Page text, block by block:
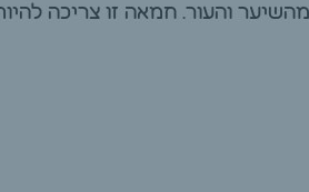
והעור. חמאה זו צריכה